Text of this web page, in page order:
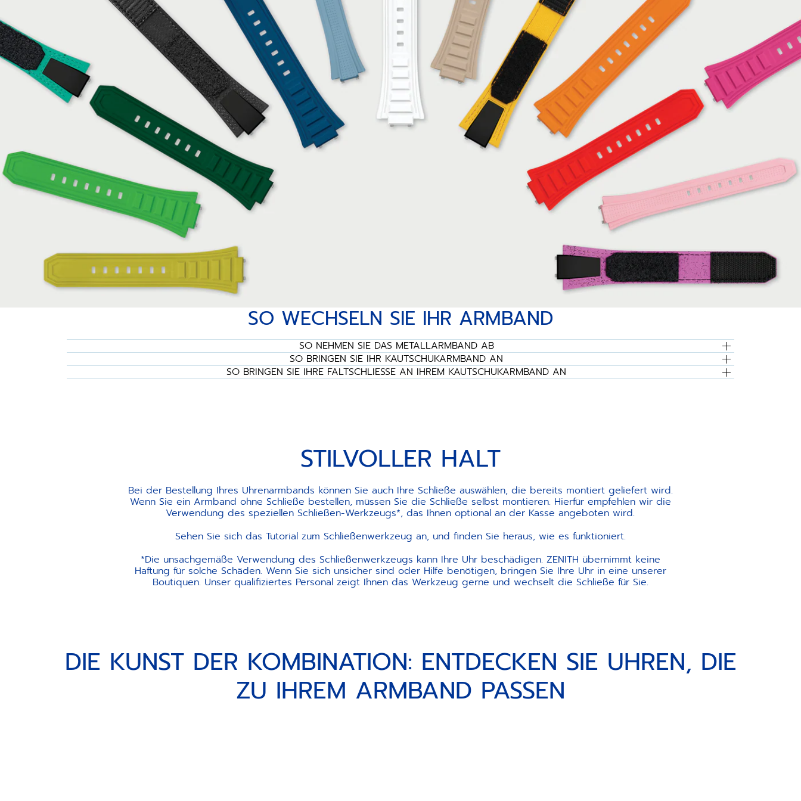
SO WECHSELN SIE IHR ARMBAND
SO NEHMEN SIE DAS METALLARMBAND AB
SO BRINGEN SIE IHR KAUTSCHUKARMBAND AN
SO BRINGEN SIE IHRE FALTSCHLIESSE AN IHREM KAUTSCHUKARMBAND AN
STILVOLLER HALT
Bei der Bestellung Ihres Uhrenarmbands können Sie auch Ihre Schließe auswählen, die bereits montiert geliefert wird.
Wenn Sie ein Armband ohne Schließe bestellen, müssen Sie die Schließe selbst montieren. Hierfür empfehlen wir die
Verwendung des speziellen Schließen-Werkzeugs*, das Ihnen optional an der Kasse angeboten wird.
Sehen Sie sich das Tutorial zum Schließenwerkzeug an, und finden Sie heraus, wie es funktioniert.
*Die unsachgemäße Verwendung des Schließenwerkzeugs kann Ihre Uhr beschädigen. ZENITH übernimmt keine
Haftung für solche Schäden. Wenn Sie sich unsicher sind oder Hilfe benötigen, bringen Sie Ihre Uhr in eine unserer
Boutiquen. Unser qualifiziertes Personal zeigt Ihnen das Werkzeug gerne und wechselt die Schließe für Sie.
DIE KUNST DER KOMBINATION: ENTDECKEN SIE UHREN, DIE
ZU IHREM ARMBAND PASSEN